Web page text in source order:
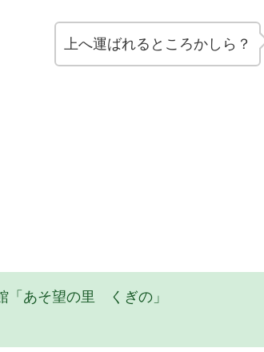
上へ運ばれるところかしら？
あそ望の里 くぎの」